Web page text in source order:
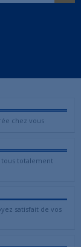
chez vous
tous totalement
satisfait de vos